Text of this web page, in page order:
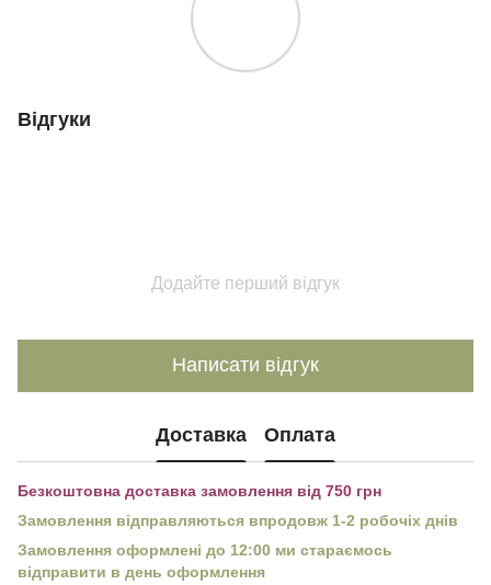
Відгуки
Додайте перший відгук
Написати відгук
Доставка Оплата
Безкоштовна доставка замовлення від 750 грн
Замовлення відправляються впродовж 1-2 робочіх днів
Замовлення оформлені до 12:00 ми стараємось
відправити в день оформлення